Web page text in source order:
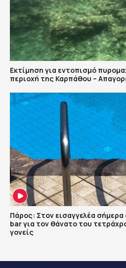
Εκτίμηση για εντοπισμό
περιοχή της Καρπάθου –
Πάρος: Στον εισαγγελέα
bar για τον θάνατο του
γονείς